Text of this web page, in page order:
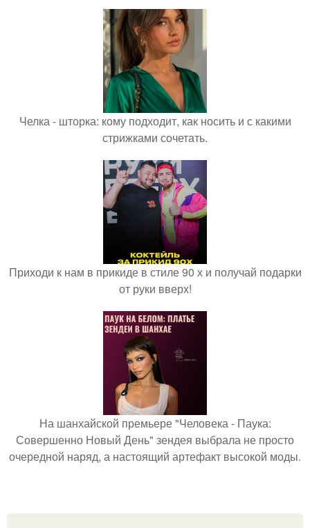
Челка - шторка: кому подходит, как носить и с какими
стрижками сочетать.
Приходи к нам в прикиде в стиле 90 х и получай подарки
от руки вверх!
На шанхайской премьере "Человека - Паука:
Совершенно Новый День" зендея выбрала не просто
очередной наряд, а настоящий артефакт высокой моды.